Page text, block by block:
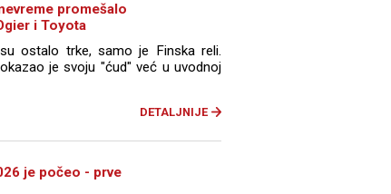
promešalo
i Toyota
ostalo trke, samo je Finska reli.
je svoju "ćud" već u uvodnoj
DETALJNIJE
je počeo - prve